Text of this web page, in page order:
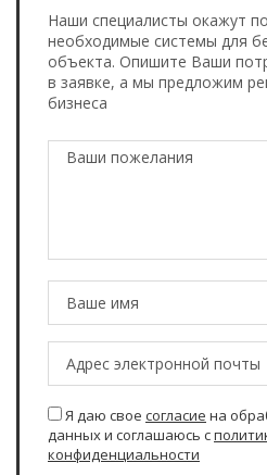
Наши специалисты окажут
необходимые системы для
объекта. Опишите Ваши
в заявке, а мы предложим
бизнеса
Я даю свое согласие на
данных и соглашаюсь с
конфиденциальности